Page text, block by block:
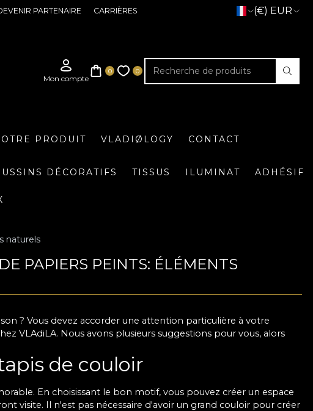
PARTENAIRE CARRIÈRES (€) EUR
PRODUIT VLADIØLOGY CONTACT
DÉCORATIFS TISSUS ILUMINAT ADHÉSIF
naturels
PAPIERS PEINTS: ÉLÉMENTS
? Vous devez accorder une attention particulière à votre
VLAdiLA. Nous avons plusieurs suggestions pour vous, alors
de couloir
En choisissant le bon motif, vous pouvez créer un espace
visite. Il n'est pas nécessaire d'avoir un grand couloir pour créer